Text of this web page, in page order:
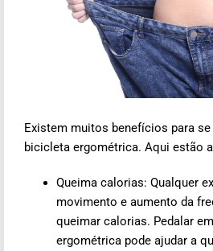
Existem muitos benefícios para
bicicleta ergométrica. Aqui estão
Queima calorias: Qualquer
movimento e aumento da
queimar calorias. Pedalar
ergométrica pode ajudar a